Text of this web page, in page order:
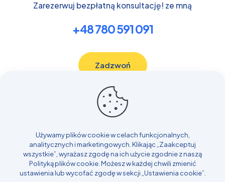
Zarezerwuj bezpłatną konsultację! ze mną
+48 780 591 091
Zadzwoń
Przydatne linki
Samochody
Transport
Rolnicze i Leśne
Inne
Używamy plików cookie w celach funkcjonalnych,
analitycznych i marketingowych. Klikając „Zaakceptuj
wszystkie”, wyrażasz zgodę na ich użycie zgodnie z naszą
Polityką plików cookie. Możesz w każdej chwili zmienić
ustawienia lub wycofać zgodę w sekcji „Ustawienia cookie”.